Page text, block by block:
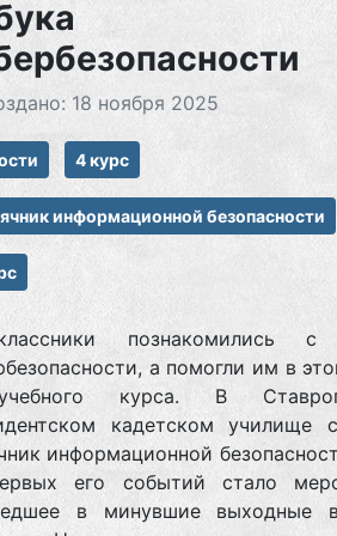
18 ноября 2025
4 курс
информационной безопасности
познакомились с
а помогли им в
курса. В
кадетском училище
информационной
его событий стало
в минувшие выходные